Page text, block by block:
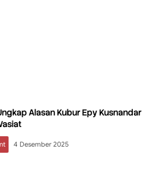
Alasan Kubur Epy Kusnandar
4 Desember 2025